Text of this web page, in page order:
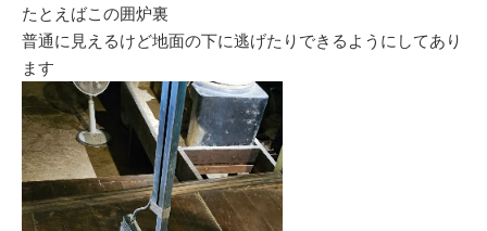
たとえばこの囲炉裏
普通に見えるけど地面の下に逃げたりできるようにしてあり
ます